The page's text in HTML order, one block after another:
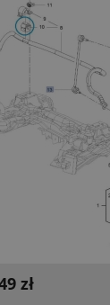
zł